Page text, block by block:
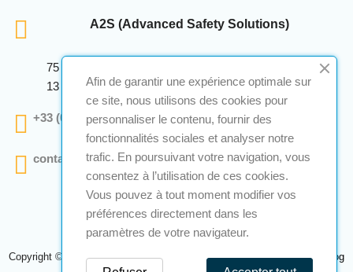
A2S (Advanced Safety Solutions)
75 Avenue Marcellin Berthelot Anthelios Bâtiment E
13 290 Aix En Provence
+33 (0)4 12 28 00 69
contact@a2s-atex.com
Copyright © 2026 A2S Atex. Tous droits réservés. Une réalisationNavilog
Afin de garantir une expérience optimale sur
ce site, nous utilisons des cookies pour
personnaliser le contenu, fournir des
fonctionnalités sociales et analyser notre
trafic. En poursuivant votre navigation, vous
consentez à l’utilisation de ces cookies.
Vous pouvez à tout moment modifier vos
préférences directement dans les
paramètres de votre navigateur.